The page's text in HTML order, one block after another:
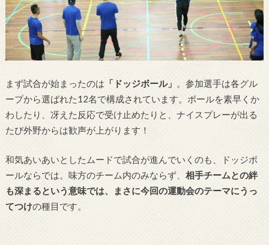
まず試合が始まったのは 「ドッジボール」
。参加選手は各グル
ープから選ばれた12名で構成されています。ボールを素早くか
わしたり、冴えた反応で受け止めたりと、ナイスプレーが出る
たび外野からは歓声が上がります！
和気あいあいとしたムードで試合が進んでいくのも、ドッジボ
ールならでは。味方のチーム内のみならず、 相手チームとの絆
も深まるという意味では、まさに今回の運動会のテーマにうっ
てつけの種目です。